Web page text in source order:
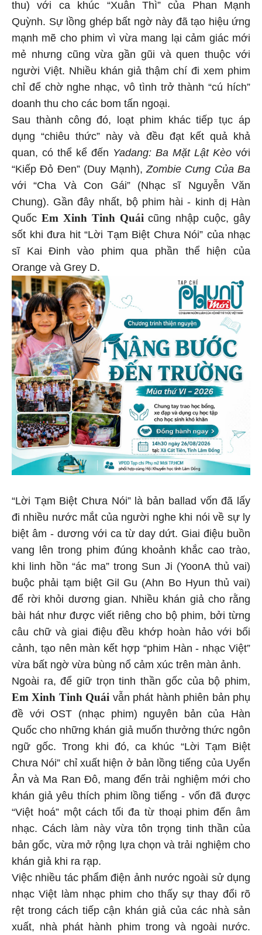
thu) với ca khúc “Xuân Thì” của Phan Mạnh
Quỳnh. Sự lồng ghép bất ngờ này đã tạo hiệu ứng
mạnh mẽ cho phim vì vừa mang lại cảm giác mới
mẻ nhưng cũng vừa gần gũi và quen thuộc với
người Việt. Nhiều khán giả thậm chí đi xem phim
chỉ để chờ nghe nhạc, vô tình trở thành “cú hích”
doanh thu cho các bom tấn ngoại.
Sau thành công đó, loạt phim khác tiếp tục áp
dụng “chiêu thức” này và đều đạt kết quả khả
quan, có thể kể đến Yadang: Ba Mặt Lật Kèo với
“Kiếp Đỏ Đen” (Duy Mạnh),Zombie Cưng Của Ba
với “Cha Và Con Gái” (Nhạc sĩ Nguyễn Văn
Chung). Gần đây nhất, bộ phim hài - kinh dị Hàn
Quốc Em Xinh Tinh Quáicũng nhập cuộc, gây
sốt khi đưa hit “Lời Tạm Biệt Chưa Nói” của nhạc
sĩ Kai Đinh vào phim qua phần thể hiện của
Orange và Grey D.
“Lời Tạm Biệt Chưa Nói” là bản ballad vốn đã lấy
đi nhiều nước mắt của người nghe khi nói về sự ly
biệt âm - dương với ca từ day dứt. Giai điệu buồn
vang lên trong phim đúng khoảnh khắc cao trào,
khi linh hồn “ác ma” trong Sun Ji (YoonA thủ vai)
buộc phải tạm biệt Gil Gu (Ahn Bo Hyun thủ vai)
để rời khỏi dương gian. Nhiều khán giả cho rằng
bài hát như được viết riêng cho bộ phim, bởi từng
câu chữ và giai điệu đều khớp hoàn hảo với bối
cảnh, tạo nên màn kết hợp “phim Hàn - nhạc Việt”
vừa bất ngờ vừa bùng nổ cảm xúc trên màn ảnh.
Ngoài ra, để giữ trọn tinh thần gốc của bộ phim,
Em Xinh Tinh Quái vẫn phát hành phiên bản phụ
đề với OST (nhạc phim) nguyên bản của Hàn
Quốc cho những khán giả muốn thưởng thức ngôn
ngữ gốc. Trong khi đó, ca khúc “Lời Tạm Biệt
Chưa Nói” chỉ xuất hiện ở bản lồng tiếng của Uyển
Ân và Ma Ran Đô, mang đến trải nghiệm mới cho
khán giả yêu thích phim lồng tiếng - vốn đã được
“Việt hoá” một cách tối đa từ thoại phim đến âm
nhạc. Cách làm này vừa tôn trọng tinh thần của
bản gốc, vừa mở rộng lựa chọn và trải nghiệm cho
khán giả khi ra rạp.
Việc nhiều tác phẩm điện ảnh nước ngoài sử dụng
nhạc Việt làm nhạc phim cho thấy sự thay đổi rõ
rệt trong cách tiếp cận khán giả của các nhà sản
xuất, nhà phát hành phim trong và ngoài nước.